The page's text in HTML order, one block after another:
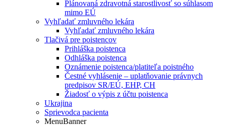
Plánovaná zdravotná starostlivosť so súhlasom
mimo EÚ
Vyhľadať zmluvného lekára
Vyhľadať zmluvného lekára
Tlačivá pre poistencov
Prihláška poistenca
Odhláška poistenca
Oznámenie poistenca/platiteľa poistného
Čestné vyhlásenie – uplatňovanie právnych
predpisov SR/EÚ, EHP, CH
Žiadosť o výpis z účtu poistenca
Ukrajina
Sprievodca pacienta
MenuBanner